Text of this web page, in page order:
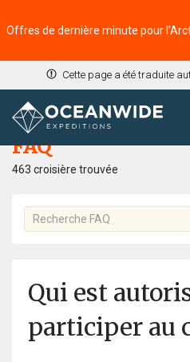
Cette page a été traduite
Accueil
FAQ
463 croisière trouvée
Qui est
participer au